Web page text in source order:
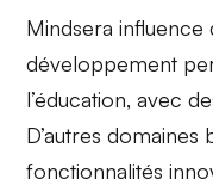
Mindsera influence
développement
l’éducation, avec
D’autres
fonctionnalités